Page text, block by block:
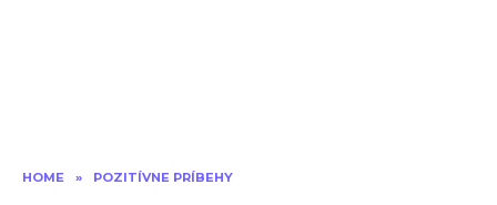
HOME » POZITÍVNE PRÍBEHY